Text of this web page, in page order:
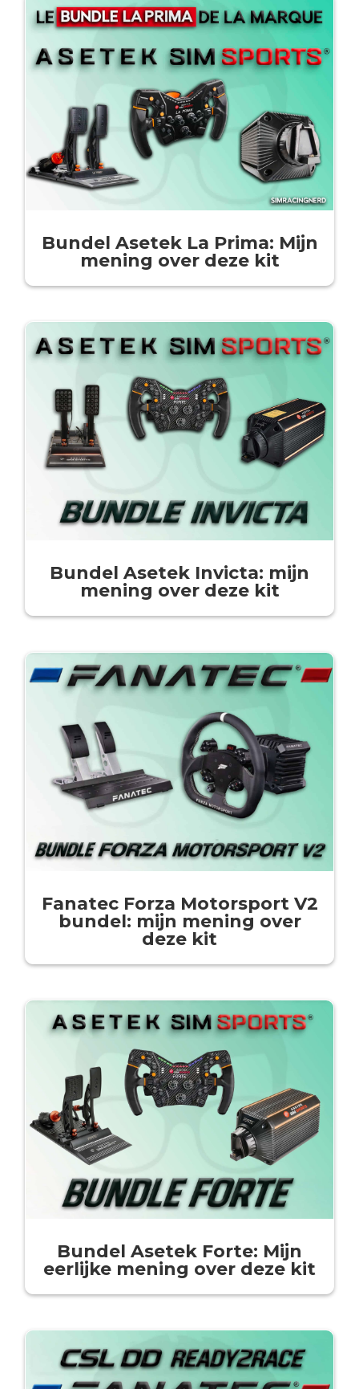
Bundel Asetek La Prima: Mijn
mening over deze kit
Bundel Asetek Invicta: mijn
mening over deze kit
Fanatec Forza Motorsport V2
bundel: mijn mening over
deze kit
Bundel Asetek Forte: Mijn
eerlijke mening over deze kit